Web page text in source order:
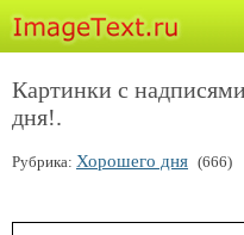
Картинки с
дня!.
Рубрика: Хорошего дня (666)